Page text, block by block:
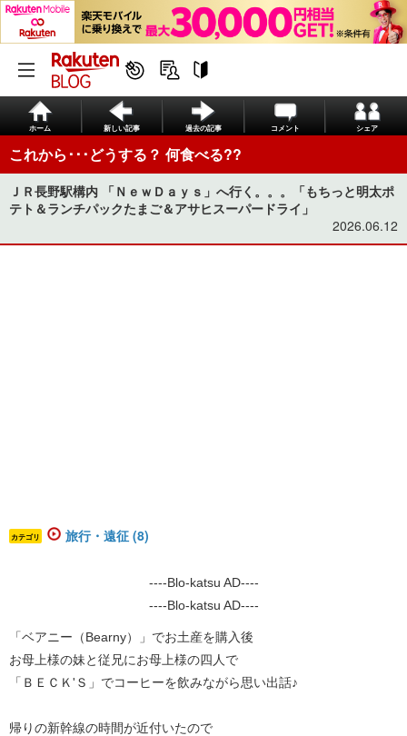
ホーム 新しい記事 過去の記事 コメント シェア
これから･･･どうする？ 何食べる??
ＪＲ長野駅構内 「ＮｅｗＤａｙｓ」へ行く。。。「もちっと明太ポ
テト＆ランチパックたまご＆アサヒスーパードライ」
2026.06.12
カテゴリ 旅行・遠征 (8)
----Blo-katsu AD----
----Blo-katsu AD----
​​​「ベアニー（Bearny）」でお土産を購入後
お母上様の妹と従兄にお母上様の四人で
「ＢＥＣＫ'Ｓ」でコーヒーを飲みながら思い出話♪
帰りの新幹線の時間が近付いたので